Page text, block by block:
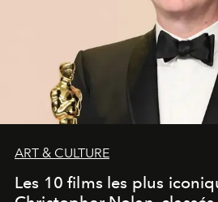
ART & CULTURE
Les 10 films les plus